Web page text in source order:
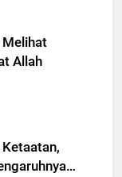
Melihat
Allah